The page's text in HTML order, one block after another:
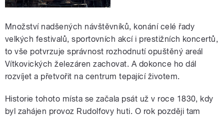
Množství nadšených návštěvníků, konání celé řady
velkých festivalů, sportovních akcí i prestižních koncertů,
to vše potvrzuje správnost rozhodnutí opuštěný areál
Vítkovických železáren zachovat. A dokonce ho dál
rozvíjet a přetvořit na centrum tepající životem.
Historie tohoto místa se začala psát už v roce 1830, kdy
byl zahájen provoz Rudolfovy huti. O rok později tam